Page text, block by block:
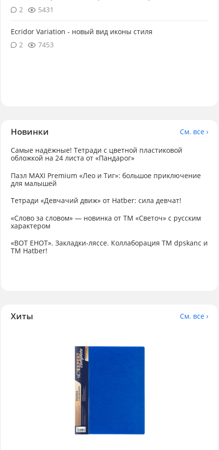
2
5431
Ecridor Variation - новый вид иконы стиля
2
7453
Новинки
См. все ›
Самые надёжные! Тетради с цветной пластиковой
обложкой на 24 листа от «Пандарог»
Пазл MAXI Premium «Лео и Тиг»: большое приключение
для малышей
Тетради «Девчачий движ» от Hatber: сила девчат!
«Слово за словом» — новинка от ТМ «Светоч» с русским
характером
«ВОТ ЕНОТ». Закладки-ляссе. Коллаборация TM dpskanc и
ТМ Hatber!
Хиты См. все ›